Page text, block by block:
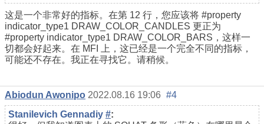
这是一个非常好的指标。在第 12 行，您应该将 #property
indicator_type1 DRAW_COLOR_CANDLES 更正为
#property indicator_type1 DRAW_COLOR_BARS，这样一
切都会好起来。在 MFI 上，这已经是一个完全不同的指标，
可能还不存在。我正在寻找它。请稍候。
Abiodun Awonipo 2022.08.16 19:06 #4
Stanilevich Gennadiy #: